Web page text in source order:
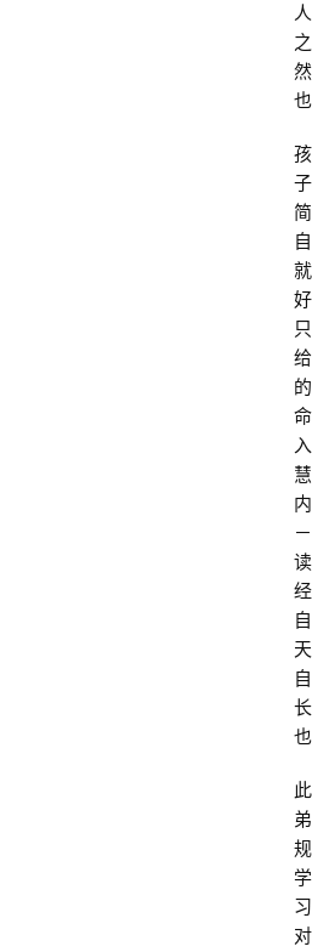
然
孩
就
读
长
学